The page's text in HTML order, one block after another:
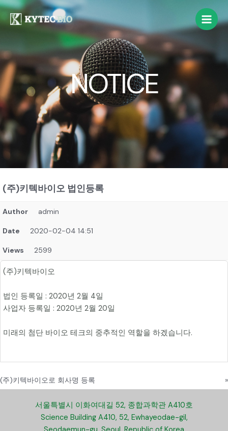
NOTICE
(주)키텍바이오 법인등록
Author admin
Date 2020-02-04 14:51
Views 2599
(주)키텍바이오
법인 등록일 : 2020년 2월 4일
사업자 등록일 : 2020년 2월 20일
미래의 첨단 바이오 테크의 중추적인 역할을 하겠습니다.
(주)키텍바이오로 회사명 등록 »
서울특별시 이화여대길 52, 종합과학관 A410호
Science Building A410, 52, Ewhayeodae-gil,